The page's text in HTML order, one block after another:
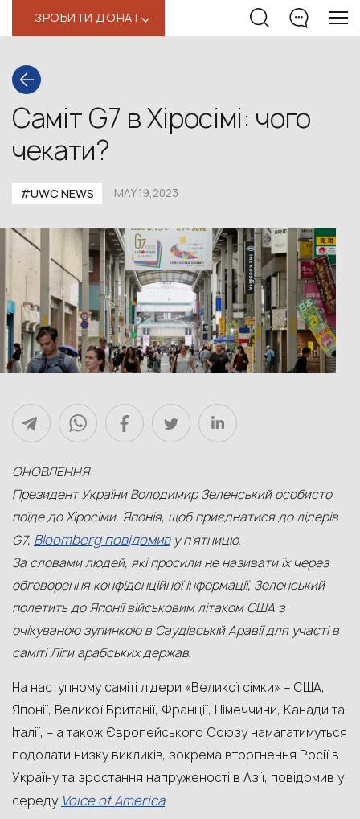
ЗРОБИТИ ДОНАТ‹
Саміт G7 в Хіросімі: чого
чекати?
#UWС NEWS MAY 19,2023
ОНОВЛЕННЯ:
Президент України Володимир Зеленський особисто
поїде до Хіросіми, Японія, щоб приєднатися до лідерів
G7, Bloomberg повідомиву п’ятницю.
За словами людей, які просили не називати їх через
обговорення конфіденційної інформації, Зеленський
полетить до Японії військовим літаком США з
очікуваною зупинкою в Саудівській Аравії для участі в
саміті Ліги арабських держав.
На наступному саміті лідери «Великої сімки» – США,
Японії, Великої Британії, Франції, Німеччини, Канади та
Італії, – а також Європейського Союзу намагатимуться
подолати низку викликів, зокрема вторгнення Росії в
Україну та зростання напруженості в Азії, повідомив у
середу Voice of America.